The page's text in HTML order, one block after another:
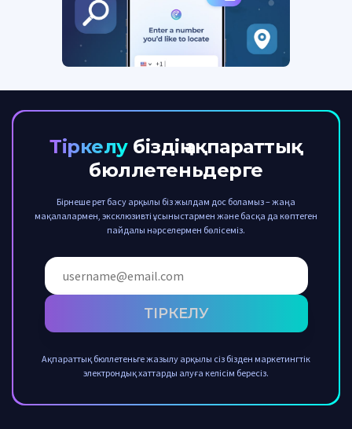
Тіркелубіздің ақпараттық
бюллетеньдерге
Бірнеше рет басу арқылы біз жылдам дос боламыз – жаңа
мақалалармен, эксклюзивті ұсыныстармен және басқа да көптеген
пайдалы нәрселермен бөлісеміз.
ТІРКЕЛУ
Ақпараттық бюллетеньге жазылу арқылы сіз бізден маркетингтік
электрондық хаттарды алуға келісім бересіз.